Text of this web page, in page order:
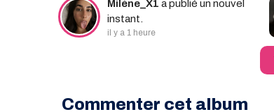
Milène_X1 a publié un nouvel
instant.
il y a 1 heure
Commenter cet album